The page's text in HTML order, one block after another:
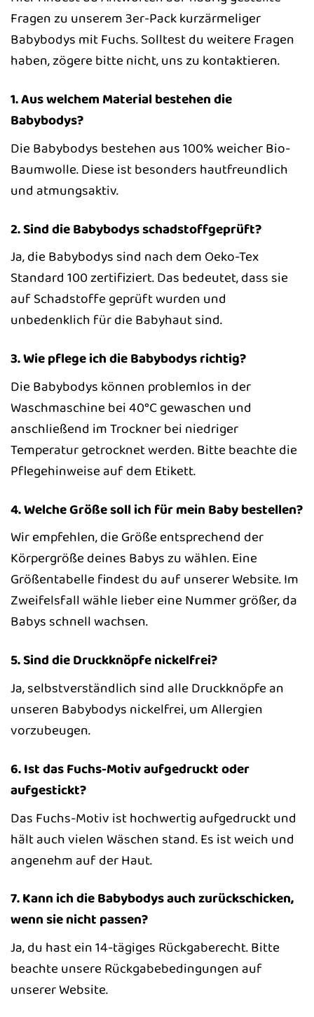
Fragen zu unserem 3er-Pack kurzärmeliger
Babybodys mit Fuchs. Solltest du weitere Fragen
haben, zögere bitte nicht, uns zu kontaktieren.
1. Aus welchem Material bestehen die
Babybodys?
Die Babybodys bestehen aus 100% weicher Bio-
Baumwolle. Diese ist besonders hautfreundlich
und atmungsaktiv.
2. Sind die Babybodys schadstoffgeprüft?
Ja, die Babybodys sind nach dem Oeko-Tex
Standard 100 zertifiziert. Das bedeutet, dass sie
auf Schadstoffe geprüft wurden und
unbedenklich für die Babyhaut sind.
3. Wie pflege ich die Babybodys richtig?
Die Babybodys können problemlos in der
Waschmaschine bei 40°C gewaschen und
anschließend im Trockner bei niedriger
Temperatur getrocknet werden. Bitte beachte die
Pflegehinweise auf dem Etikett.
4. Welche Größe soll ich für mein Baby bestellen?
Wir empfehlen, die Größe entsprechend der
Körpergröße deines Babys zu wählen. Eine
Größentabelle findest du auf unserer Website. Im
Zweifelsfall wähle lieber eine Nummer größer, da
Babys schnell wachsen.
5. Sind die Druckknöpfe nickelfrei?
Ja, selbstverständlich sind alle Druckknöpfe an
unseren Babybodys nickelfrei, um Allergien
vorzubeugen.
6. Ist das Fuchs-Motiv aufgedruckt oder
aufgestickt?
Das Fuchs-Motiv ist hochwertig aufgedruckt und
hält auch vielen Wäschen stand. Es ist weich und
angenehm auf der Haut.
7. Kann ich die Babybodys auch zurückschicken,
wenn sie nicht passen?
Ja, du hast ein 14-tägiges Rückgaberecht. Bitte
beachte unsere Rückgabebedingungen auf
unserer Website.